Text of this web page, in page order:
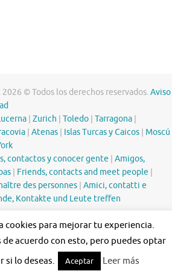
© Todos los derechos reservados.Aviso
Zurich Toledo Tarragona
Atenas Islas Turcas y Caicos
Moscú
contactos y conocer gente
Amigos,
Friends, contacts and meet people
des personnes Amici, contatti e
Kontakte und Leute treffen
Funciona conTempera& WordPress.
cookies para mejorar tu experiencia.
acuerdo con esto, pero puedes optar
si lo deseas.
Aceptar Leer más